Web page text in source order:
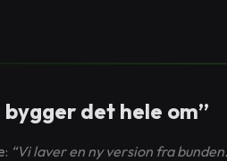
det hele om”
“Vi laver en ny version fra